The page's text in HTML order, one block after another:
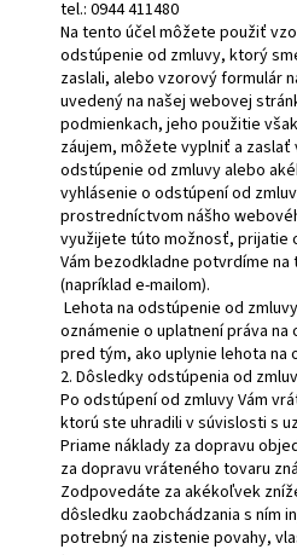
tel.: 0944 411480
Na tento účel môžete použiť
odstúpenie od zmluvy, ktorý
zaslali, alebo vzorový formulár
uvedený na našej webovej
podmienkach, jeho použitie
záujem, môžete vyplniť a zaslať
odstúpenie od zmluvy alebo
vyhlásenie o odstúpení od
prostredníctvom nášho
využijete túto možnosť, prijatie
Vám bezodkladne potvrdíme na
(napríklad e-mailom).
Lehota na odstúpenie od
oznámenie o uplatnení práva
pred tým, ako uplynie lehota na
2. Dôsledky odstúpenia od
Po odstúpení od zmluvy Vám
ktorú ste uhradili v súvislosti s
Priame náklady za dopravu
za dopravu vráteného tovaru
Zodpovedáte za akékoľvek
dôsledku zaobchádzania s ním
potrebný na zistenie povahy,